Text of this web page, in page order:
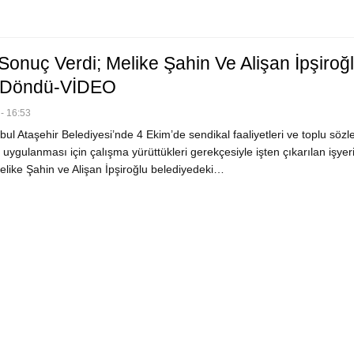
Verdi; Melike Şahin Ve Alişan
VİDEO
16:53
Ataşehir Belediyesi’nde 4 Ekim’de sendikal faaliyetleri ve toplu
için çalışma yürüttükleri gerekçesiyle işten çıkarılan işyeri
Şahin ve Alişan İpşiroğlu belediyedeki…